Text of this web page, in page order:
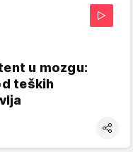
u mozgu:
teških